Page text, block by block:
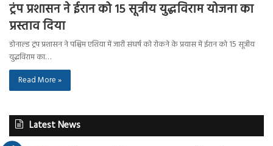
ट्रंप प्रशासन ने ईरान को 15 सूत्रीय युद्धविराम योजना का
प्रस्ताव दिया
डोनाल्ड ट्रंप प्रशासन ने पश्चिम एशिया में जारी संघर्ष को रोकने के प्रयास में ईरान को 15 सूत्रीय
युद्धविराम का…
Read More »
Latest News